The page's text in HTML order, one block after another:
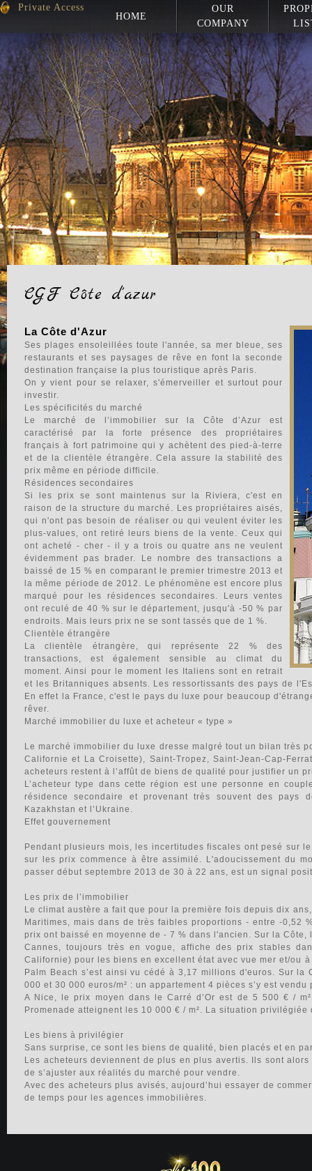
Private Access
HOME
OUR
COMPANY
CGF Côte d'azur
La Côte d'Azur
Ses plages ensoleillées toute l'année, sa mer bleue, ses
restaurants et ses paysages de rêve en font la seconde
destination française la plus touristique après Paris.
On y vient pour se relaxer, s'émerveiller et surtout pour
investir.
Les spécificités du marché
Le marché de l’immobilier sur la Côte d’Azur est
caractérisé par la forte présence des propriétaires
français à fort patrimoine qui y achètent des pied-à-terre
et de la clientèle étrangère. Cela assure la stabilité des
prix même en période difficile.
Résidences secondaires
Si les prix se sont maintenus sur la Riviera, c'est en
raison de la structure du marché. Les propriétaires aisés,
qui n'ont pas besoin de réaliser ou qui veulent éviter les
plus-values, ont retiré leurs biens de la vente. Ceux qui
ont acheté - cher - il y a trois ou quatre ans ne veulent
évidemment pas brader. Le nombre des transactions a
baissé de 15 % en comparant le premier trimestre 2013 et
la même période de 2012. Le phénomène est encore plus
marqué pour les résidences secondaires. Leurs ventes
ont reculé de 40 % sur le département, jusqu'à -50 % par
endroits. Mais leurs prix ne se sont tassés que de 1 %.
Clientèle étrangère
La clientèle étrangère, qui représente 22 % des
transactions, est également sensible au climat du
moment. Ainsi pour le moment les Italiens sont en retrait
et les Britanniques absents. Les ressortissants des pays de
En effet la France, c'est le pays du luxe pour beaucoup
rêver.
Marché immobilier du luxe et acheteur « type »
Le marché immobilier du luxe dresse malgré tout un bilan très
Californie et La Croisette), Saint-Tropez, Saint-Jean-Cap-
acheteurs restent à l’affût de biens de qualité pour justifier un
L’acheteur type dans cette région est une personne en
résidence secondaire et provenant très souvent des pays
Kazakhstan et l’Ukraine.
Effet gouvernement
Pendant plusieurs mois, les incertitudes fiscales ont pesé sur
sur les prix commence à être assimilé. L'adoucissement du
passer début septembre 2013 de 30 à 22 ans, est un signal
Les prix de l’immobilier
Le climat austère a fait que pour la première fois depuis dix
Maritimes, mais dans de très faibles proportions - entre -
prix ont baissé en moyenne de - 7 % dans l'ancien. Sur la
Cannes, toujours très en vogue, affiche des prix stables
Californie) pour les biens en excellent état avec vue mer et/ou
Palm Beach s’est ainsi vu cédé à 3,17 millions d'euros. Sur
000 et 30 000 euros/m² : un appartement 4 pièces s’y est
A Nice, le prix moyen dans le Carré d’Or est de 5 500 € /
Promenade atteignent les 10 000 € / m². La situation
Les biens à privilégier
Sans surprise, ce sont les biens de qualité, bien placés et en
Les acheteurs deviennent de plus en plus avertis. Ils sont
de s’ajuster aux réalités du marché pour vendre.
Avec des acheteurs plus avisés, aujourd’hui essayer de
de temps pour les agences immobilières.